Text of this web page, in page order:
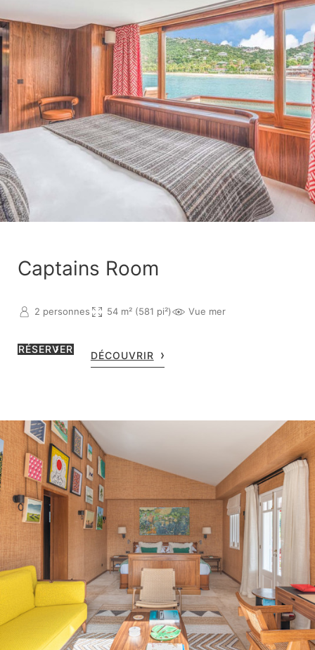
Captains Room
2 personnes 54 m² (581 pi²) Vue mer
RÉSERVER
DÉCOUVRIR